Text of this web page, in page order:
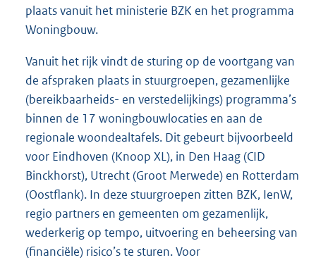
plaats vanuit het ministerie BZK en het programma
Woningbouw.
Vanuit het rijk vindt de sturing op de voortgang van
de afspraken plaats in stuurgroepen, gezamenlijke
(bereikbaarheids- en verstedelijkings) programma’s
binnen de 17 woningbouwlocaties en aan de
regionale woondealtafels. Dit gebeurt bijvoorbeeld
voor Eindhoven (Knoop XL), in Den Haag (CID
Binckhorst), Utrecht (Groot Merwede) en Rotterdam
(Oostflank). In deze stuurgroepen zitten BZK, IenW,
regio partners en gemeenten om gezamenlijk,
wederkerig op tempo, uitvoering en beheersing van
(financiële) risico’s te sturen. Voor